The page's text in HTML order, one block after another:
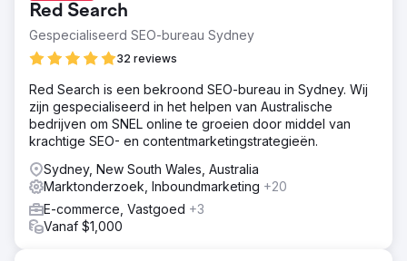
Red Search
Gespecialiseerd SEO-bureau Sydney
32 reviews
Red Search is een bekroond SEO-bureau in Sydney. Wij
zijn gespecialiseerd in het helpen van Australische
bedrijven om SNEL online te groeien door middel van
krachtige SEO- en contentmarketingstrategieën.
Sydney, New South Wales, Australia
Marktonderzoek, Inboundmarketing +20
E-commerce, Vastgoed +3
Vanaf $1,000